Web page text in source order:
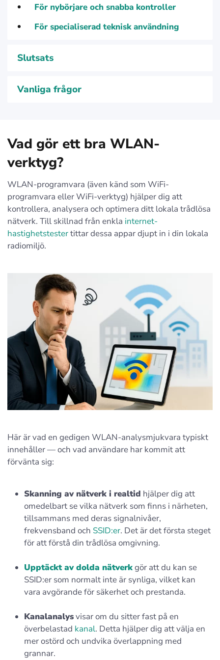
För nybörjare och snabba kontroller
För specialiserad teknisk användning
Slutsats
Vanliga frågor
Vad gör ett bra WLAN-
verktyg?
WLAN-programvara (även känd som WiFi-
programvara eller WiFi-verktyg) hjälper dig att
kontrollera, analysera och optimera ditt lokala trådlösa
nätverk. Till skillnad från enkla internet-
hastighetstestertittar dessa appar djupt in i din lokala
radio­miljö.
Här är vad en gedigen WLAN-analysmjukvara typiskt
innehåller — och vad användare har kommit att
förvänta sig:
Skanning av nätverk i realtid hjälper dig att
omedelbart se vilka nätverk som finns i närheten,
tillsammans med deras signalnivåer,
frekvensband och SSID:er. Det är det första steget
för att förstå din trådlösa omgivning.
Upptäckt av dolda nätverkgör att du kan se
SSID:er som normalt inte är synliga, vilket kan
vara avgörande för säkerhet och prestanda.
Kanalanalysvisar om du sitter fast på en
överbelastad kanal. Detta hjälper dig att välja en
mer ostörd och undvika överlappning med
grannar.